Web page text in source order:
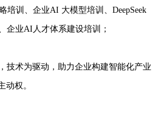
训、企业AI 大模型培训、DeepSeek
企业AI人才体系建设培训；
术为驱动，助力企业构建智能化产业
动权。